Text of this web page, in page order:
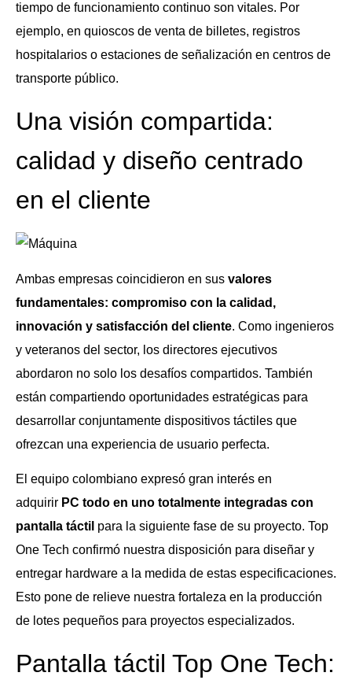
tiempo de funcionamiento continuo son vitales. Por
ejemplo, en quioscos de venta de billetes, registros
hospitalarios o estaciones de señalización en centros de
transporte público.
Una visión compartida:
calidad y diseño centrado
en el cliente
Ambas empresas coincidieron en sus valores
fundamentales: compromiso con la calidad,
innovación y satisfacción del cliente. Como ingenieros
y veteranos del sector, los directores ejecutivos
abordaron no solo los desafíos compartidos. También
están compartiendo oportunidades estratégicas para
desarrollar conjuntamente dispositivos táctiles que
ofrezcan una experiencia de usuario perfecta.
El equipo colombiano expresó gran interés en
adquirir PC todo en uno totalmente integradas con
pantalla táctil para la siguiente fase de su proyecto. Top
One Tech confirmó nuestra disposición para diseñar y
entregar hardware a la medida de estas especificaciones.
Esto pone de relieve nuestra fortaleza en la producción
de lotes pequeños para proyectos especializados.
Pantalla táctil Top One Tech: